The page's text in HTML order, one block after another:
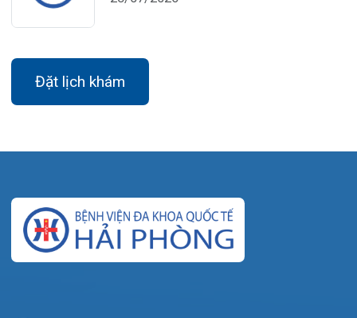
Gọi Tổng đài 0225-3955 888
Đặt lịch khám
Tra cứu hóa đơn